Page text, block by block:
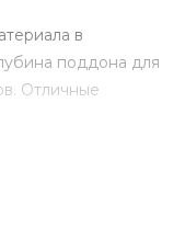
в
поддона для
Отличные